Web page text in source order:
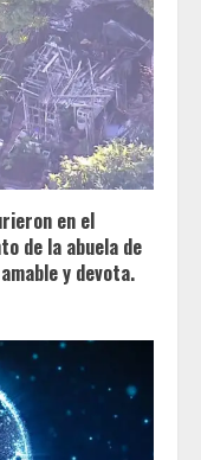
en el
de la abuela de
y devota.